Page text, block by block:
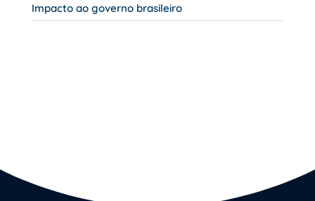
Impacto ao governo brasileiro